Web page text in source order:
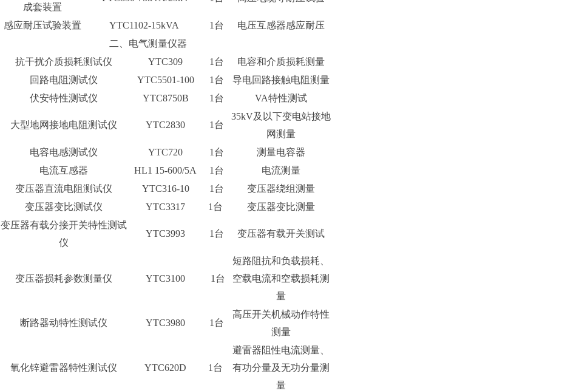
成套装置
感应耐压试验装置 YTC1102-15kVA 1台
电压互感器感应耐压
二、电气测量仪器
抗干扰介质损耗测试仪 YTC309 1台
电容和介质损耗测量
回路电阻测试仪 YTC5501-100 1台
导电回路接触电阻测量
伏安特性测试仪 YTC8750B 1台 VA特性测试
大型地网接地电阻测试仪 YTC2830 1台
35kV及以下变电站接地
网测量
电容电感测试仪 YTC720 1台
测量电容器
电流互感器 HL1 15-600/5A 1台
电流测量
变压器直流电阻测试仪 YTC316-10 1台
变压器绕组测量
变压器变比测试仪 YTC3317 1台 变压器变比测量
变压器有载分接开关特性测试
仪
YTC3993 1台 变压器有载开关测试
变压器损耗参数测量仪 YTC3100 1台
短路阻抗和负载损耗、
空载电流和空载损耗测
量
断路器动特性测试仪 YTC3980 1台
高压开关机械动作特性
测量
氧化锌避雷器特性测试仪 YTC620D 1台
避雷器阻性电流测量、
有功分量及无功分量测
量